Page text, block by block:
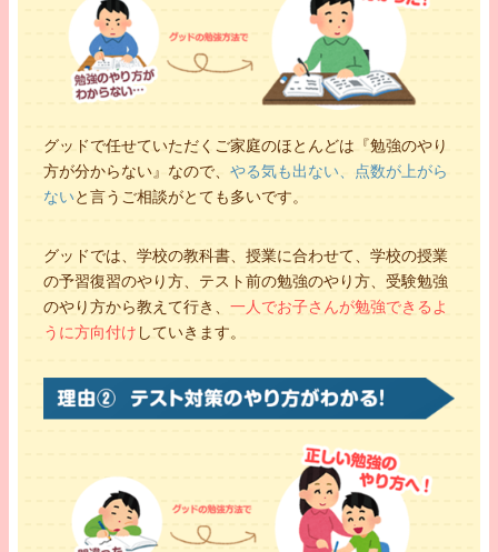
グッドで任せていただくご家庭のほとんどは『勉強のやり
方が分からない』なので、 やる気も出ない、点数が上がら
ないと言うご相談がとても多いです。
グッドでは、学校の教科書、授業に合わせて、学校の授業
の予習復習のやり方、テスト前の勉強のやり方、受験勉強
のやり方から教えて行き、 一人でお子さんが勉強できるよ
うに方向付け していきます。